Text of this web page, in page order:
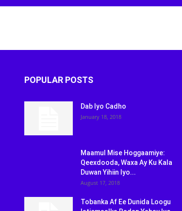
January 18, 2018
Qeexdooda, Waxa Ay Ku Kala
Duwan Yihiin Iyo...
August 17, 2018
Isticmaalka Badan Yahay Iyo